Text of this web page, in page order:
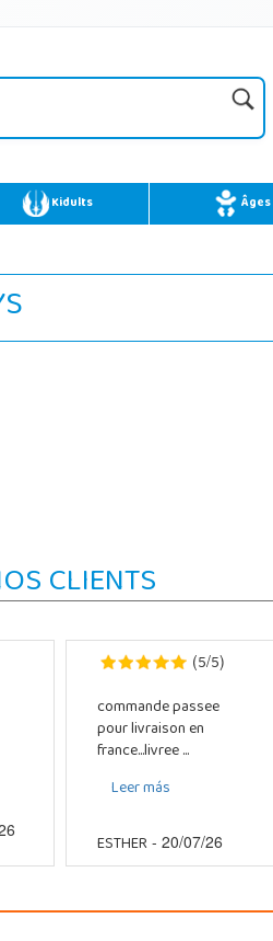
Kidults Âges
CLIENTS
(5/5)
commande passee
pour livraison en
france...livree ...
Leer más
ESTHER- 20/07/26